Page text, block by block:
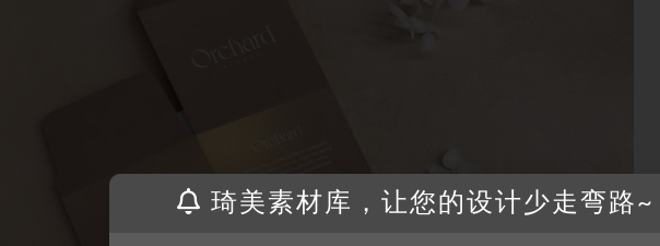
琦美素材库，让您的设计少走弯路~